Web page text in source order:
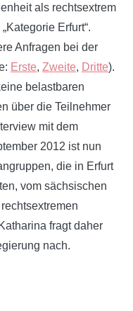
als rechtsextrem
Erfurt“.
Anfragen bei der
Erste, Zweite, Dritte).
belastbaren
über die Teilnehmer
mit dem
2012 ist nun
die in Erfurt
vom sächsischen
fragt daher
nach.